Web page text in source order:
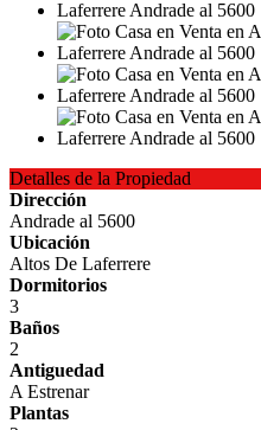
Detalles de la Propiedad
Dirección
Andrade al 5600
Ubicación
Altos De Laferrere
Dormitorios
3
Baños
2
Antiguedad
A Estrenar
Plantas